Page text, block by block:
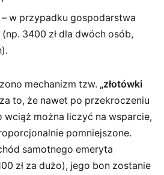
w przypadku gospodarstwa
3400 zł dla dwóch osób,
mechanizm tzw. „złotówki
to, że nawet po przekroczeniu
można liczyć na wsparcie,
pomniejszone.
samotnego emeryta
zł za dużo), jego bon zostanie